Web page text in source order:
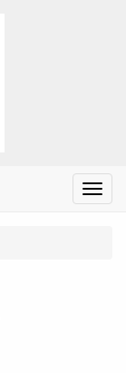
Menu